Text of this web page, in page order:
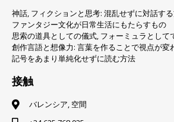
神話, フィクションと思考: 混乱せずに対話す
ファンタジー文化が日常生活にもたらすもの
思索の道具としての儀式, フォーミュラとして
創作言語と想像力: 言葉を作ることで視点が変
記号をあまり単純化せずに読む方法
接触
バレンシア, 空間